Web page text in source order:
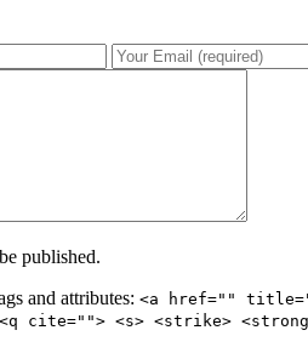
published.
and attributes: <a href=""
cite=""> <s> <strike>